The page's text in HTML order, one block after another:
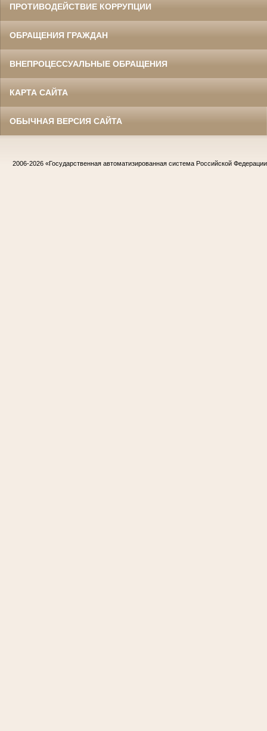
ПРОТИВОДЕЙСТВИЕ КОРРУПЦИИ
ОБРАЩЕНИЯ ГРАЖДАН
ВНЕПРОЦЕССУАЛЬНЫЕ ОБРАЩЕНИЯ
КАРТА САЙТА
ОБЫЧНАЯ ВЕРСИЯ САЙТА
2006-2026 «Государственная автоматизированная система Российской